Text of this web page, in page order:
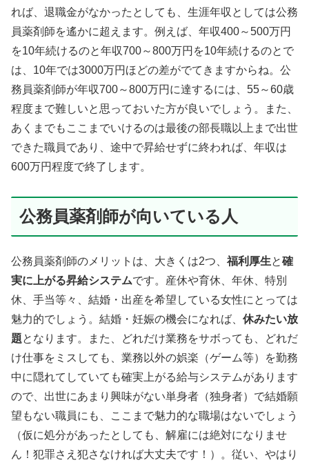
れば、退職金がなかったとしても、生涯年収としては公務
員薬剤師を遙かに超えます。例えば、年収400～500万円
を10年続けるのと年収700～800万円を10年続けるのとで
は、10年では3000万円ほどの差がでてきますからね。公
務員薬剤師が年収700～800万円に達するには、55～60歳
程度まで難しいと思っておいた方が良いでしょう。また、
あくまでもここまでいけるのは最後の部長職以上まで出世
できた職員であり、途中で昇給せずに終われば、年収は
600万円程度で終了します。
公務員薬剤師が向いている人
公務員薬剤師のメリットは、大きくは2つ、 福利厚生と確
実に上がる昇給システムです。産休や育休、年休、特別
休、手当等々、結婚・出産を希望している女性にとっては
魅力的でしょう。結婚・妊娠の機会になれば、 休みたい放
題となります。また、どれだけ業務をサボっても、どれだ
け仕事をミスしても、業務以外の娯楽（ゲーム等）を勤務
中に隠れてしていても確実上がる給与システムがあります
ので、出世にあまり興味がない単身者（独身者）で結婚願
望もない職員にも、ここまで魅力的な職場はないでしょう
（仮に処分があったとしても、解雇には絶対になりませ
ん！犯罪さえ犯さなければ大丈夫です！）。従い、やはり